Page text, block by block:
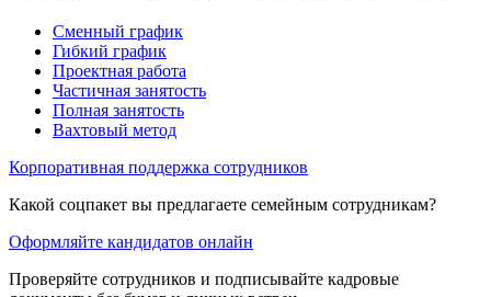
Сменный график
Гибкий график
Проектная работа
Частичная занятость
Полная занятость
Вахтовый метод
Корпоративная поддержка сотрудников
Какой соцпакет вы предлагаете семейным сотрудникам?
Оформляйте кандидатов онлайн
Проверяйте сотрудников и подписывайте кадровые